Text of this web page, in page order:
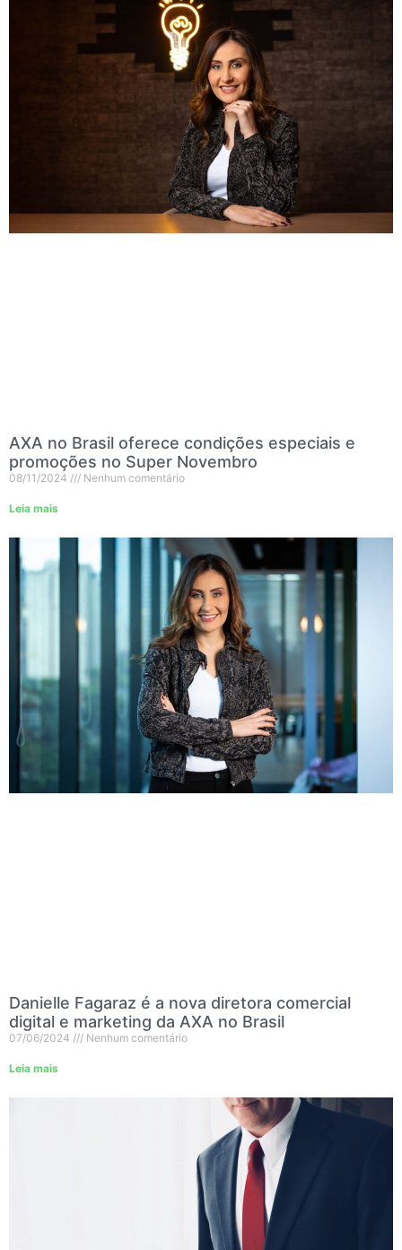
AXA no Brasil oferece condições especiais e
promoções no Super Novembro
08/11/2024 Nenhum comentário
Leia mais
Danielle Fagaraz é a nova diretora comercial
digital e marketing da AXA no Brasil
07/06/2024 Nenhum comentário
Leia mais